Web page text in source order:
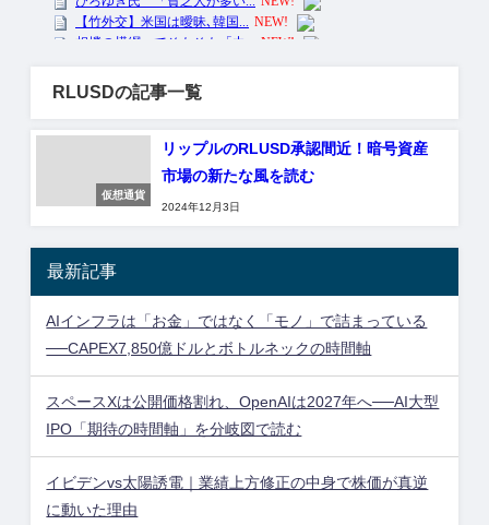
RLUSDの記事一覧
仮想通貨
リップルのRLUSD承認間近！暗号資産
市場の新たな風を読む
2024年12月3日
最新記事
AIインフラは「お金」ではなく「モノ」で詰まっている
──CAPEX7,850億ドルとボトルネックの時間軸
スペースXは公開価格割れ、OpenAIは2027年へ──AI大型
IPO「期待の時間軸」を分岐図で読む
イビデンvs太陽誘電｜業績上方修正の中身で株価が真逆
に動いた理由